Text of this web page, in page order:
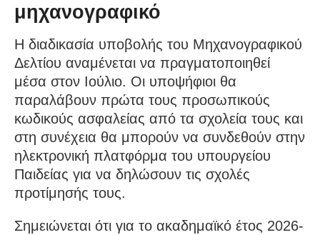
μηχανογραφικό
Η διαδικασία υποβολής του Μηχανογραφικού
Δελτίου αναμένεται να πραγματοποιηθεί
μέσα στον Ιούλιο. Οι υποψήφιοι θα
παραλάβουν πρώτα τους προσωπικούς
κωδικούς ασφαλείας από τα σχολεία τους και
στη συνέχεια θα μπορούν να συνδεθούν στην
ηλεκτρονική πλατφόρμα του υπουργείου
Παιδείας για να δηλώσουν τις σχολές
προτίμησής τους.
Σημειώνεται ότι για το ακαδημαϊκό έτος 2026-